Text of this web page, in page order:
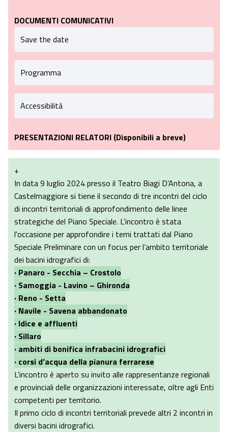
DOCUMENTI COMUNICATIVI
Save the date
Programma
Accessibilità
PRESENTAZIONI RELATORI (Disponibili a breve)
+
In data 9 luglio 2024 presso il Teatro Biagi D’Antona, a
Castelmaggiore si tiene il secondo di tre incontri del ciclo
di incontri territoriali di approfondimento delle linee
strategiche del Piano Speciale. L'incontro è stata
l'occasione per approfondire i temi trattati dal Piano
Speciale Preliminare con un focus per l’ambito territoriale
dei bacini idrografici di:
· Panaro - Secchia – Crostolo
· Samoggia - Lavino – Ghironda
· Reno - Setta
· Navile - Savena abbandonato
· Idice e affluenti
· Sillaro
· ambiti di bonifica infrabacini idrografici
· corsi d’acqua della pianura ferrarese
L'incontro è aperto su invito alle rappresentanze regionali
e provinciali delle organizzazioni interessate, oltre agli Enti
competenti per territorio.
Il primo ciclo di incontri territoriali prevede altri 2 incontri in
diversi bacini idrografici.